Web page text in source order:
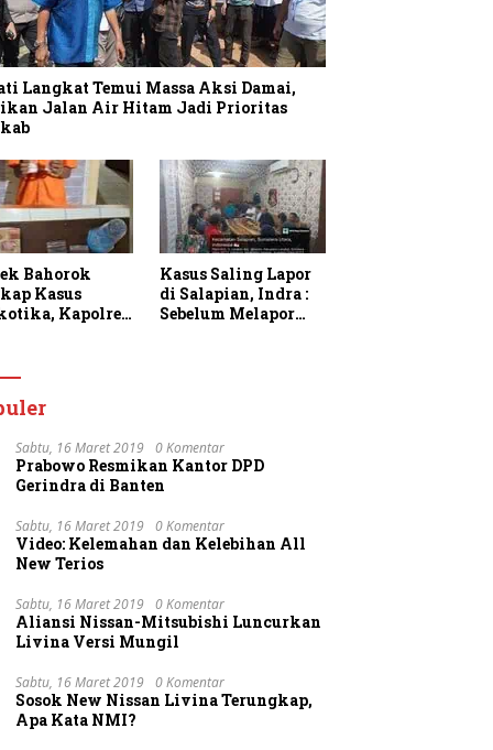
Langkat Temui Massa Aksi Damai,
Jalan Air Hitam Jadi Prioritas
Bahorok
Kasus
Kapolres
Masyarakat
110
Kasus Saling Lapor
di Salapian, Indra :
Sebelum Melapor
Sabtu, 16 Maret 2019 0 Komentar
Prabowo Resmikan Kantor DPD
Gerindra di Banten
Sabtu, 16 Maret 2019 0 Komentar
Video: Kelemahan dan Kelebihan All
New Terios
Sabtu, 16 Maret 2019 0 Komentar
Aliansi Nissan-Mitsubishi Luncurkan
Livina Versi Mungil
Sabtu, 16 Maret 2019 0 Komentar
Sosok New Nissan Livina Terungkap,
Apa Kata NMI?